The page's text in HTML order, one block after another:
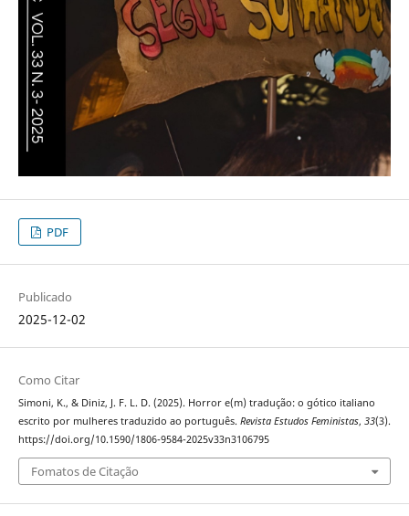
PDF
Publicado
2025-12-02
Como Citar
Simoni, K., & Diniz, J. F. L. D. (2025). Horror e(m) tradução: o gótico italiano
escrito por mulheres traduzido ao português. Revista Estudos Feministas, 33(3).
https://doi.org/10.1590/1806-9584-2025v33n3106795
Fomatos de Citação